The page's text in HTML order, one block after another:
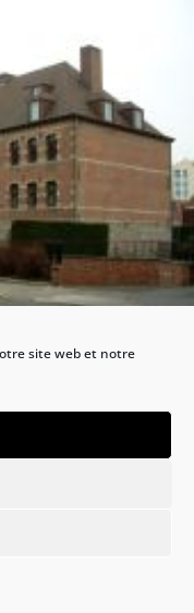
site web et notre
Fontaines